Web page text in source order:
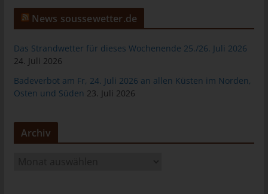
News soussewetter.de
Das Strandwetter für dieses Wochenende 25./26. Juli 2026
24. Juli 2026
Badeverbot am Fr, 24. Juli 2026 an allen Küsten im Norden,
Osten und Süden 23. Juli 2026
Archiv
Einstellung des genutzten Internetbrowsers verhindern und
damit der Setzung von Cookies dauerhaft widersprechen.
Ferner können bereits gesetzte Cookies jederzeit über einen
Internetbrowser oder andere Softwareprogramme gelöscht
werden. Dies ist in allen gängigen Internetbrowsern möglich.
dem genutzten Internetbrowser, sind unter Umständen nicht alle
Funktionen unserer Internetseite vollumfänglich nutzbar.
Erfassung von allgemeinen Daten und
Informationen